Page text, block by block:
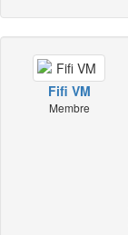
Fifi VM
Membre